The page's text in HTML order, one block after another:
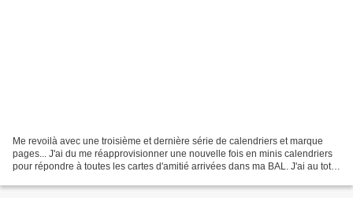
Me revoilà avec une troisième et dernière série de calendriers et marque
pages... J'ai du me réapprovisionner une nouvelle fois en minis calendriers
pour répondre à toutes les cartes d'amitié arrivées dans ma BAL. J'ai au total